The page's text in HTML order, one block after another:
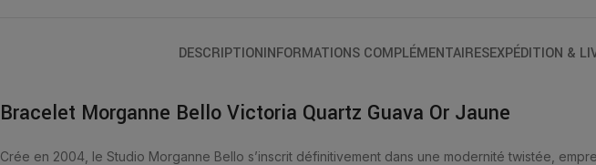
DESCRIPTIONINFORMATIONS COMPLÉMENTAIRESEXPÉDITION &
Bracelet Morganne Bello Victoria Quartz Guava Or Jaune
Crée en 2004, le Studio Morganne Bello s’inscrit définitivement dans une modernité twistée,